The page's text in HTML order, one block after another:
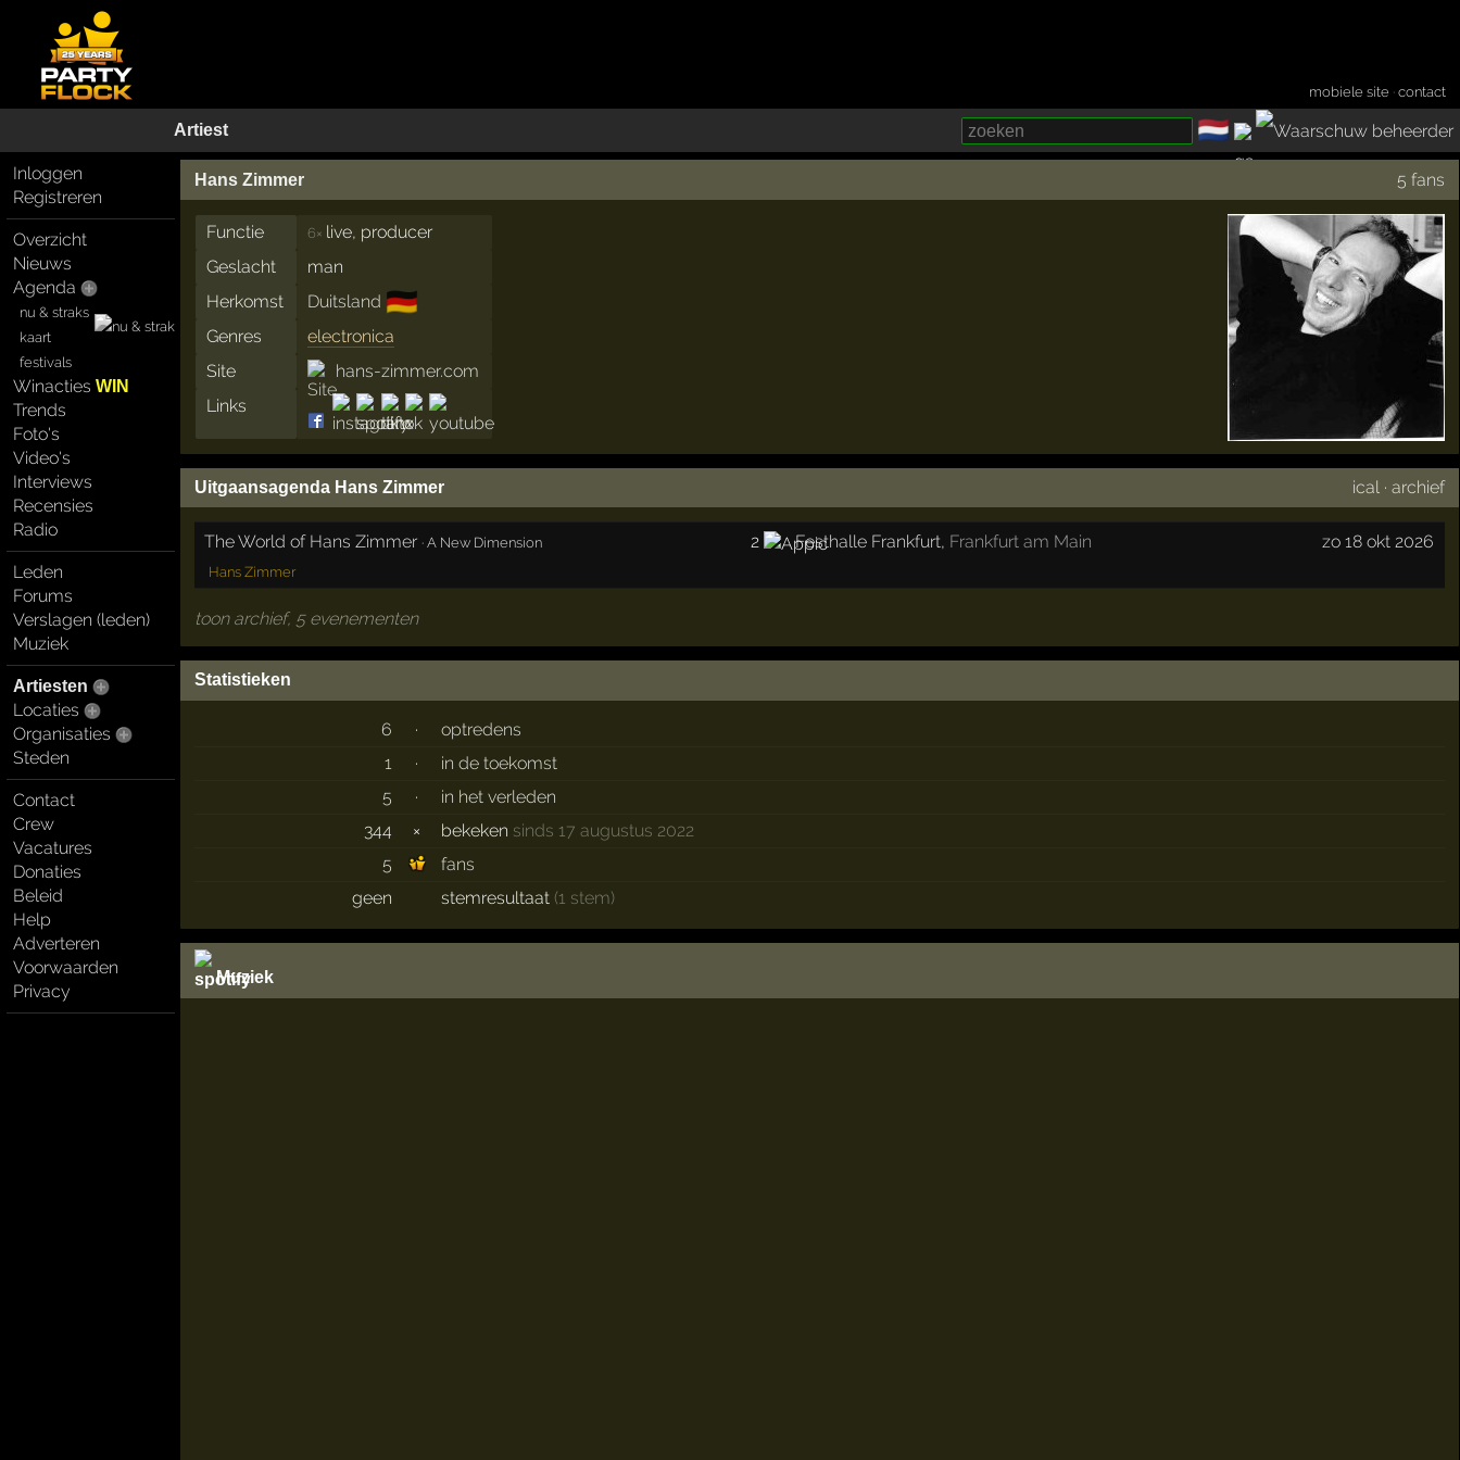
mobiele site ·contact
Artiest 🇳🇱
Inloggen
Registreren
Overzicht
Nieuws
Agenda
nu & straks
kaart
festivals
WinactiesWIN
Trends
Foto's
Video's
Interviews
Recensies
Radio
Leden
Forums
Verslagen (leden)
Muziek
Artiesten
Locaties
Organisaties
Steden
Contact
Crew
Vacatures
Donaties
Beleid
Help
Adverteren
Voorwaarden
Privacy
Hans Zimmer 5 fans
Functie 6× live, producer
Geslacht
man
Herkomst
Duitsland 🇩🇪
Genres
electronica
Site
hans-zimmer.com
Links
Uitgaansagenda Hans Zimmer ical ·archief
The World of Hans Zimmer ·A New Dimension 2 Festhalle Frankfurt, Frankfurt am Main zo 18 okt 2026
Hans Zimmer
toon archief, 5 evenementen
Statistieken
6 ·
optredens
1
·
in de toekomst
5
·
in het verleden
344
× bekeken sinds 17 augustus 2022
5
fans
geen
stemresultaat (1 stem)
Muziek